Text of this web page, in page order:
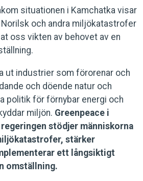
situationen i Kamchatka visar
Norilsk och andra miljökatastrofer
oss vikten av behovet av en
ut industrier som förorenar och
och döende natur och
politik för förnybar energi och
miljön. Greenpeace i
stödjer människorna
stärker
ett långsiktigt
omställning.